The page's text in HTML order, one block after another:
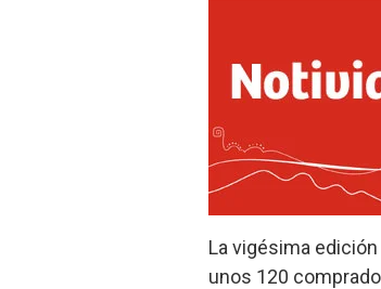
La vigésima
unos 120